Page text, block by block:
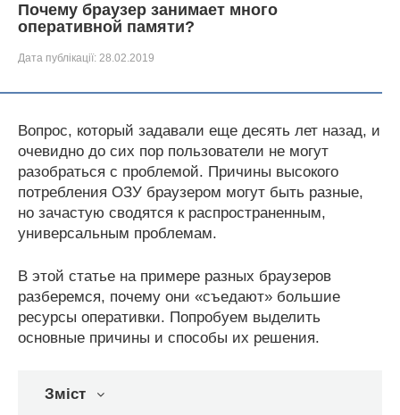
Почему браузер занимает много
оперативной памяти?
Дата публікації: 28.02.2019
Вопрос, который задавали еще десять лет назад, и
очевидно до сих пор пользователи не могут
разобраться с проблемой. Причины высокого
потребления ОЗУ браузером могут быть разные,
но зачастую сводятся к распространенным,
универсальным проблемам.
В этой статье на примере разных браузеров
разберемся, почему они «съедают» большие
ресурсы оперативки. Попробуем выделить
основные причины и способы их решения.
Зміст